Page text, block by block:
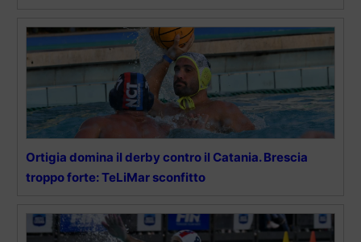
Ortigia domina il derby contro il Catania. Brescia
troppo forte: TeLiMar sconfitto